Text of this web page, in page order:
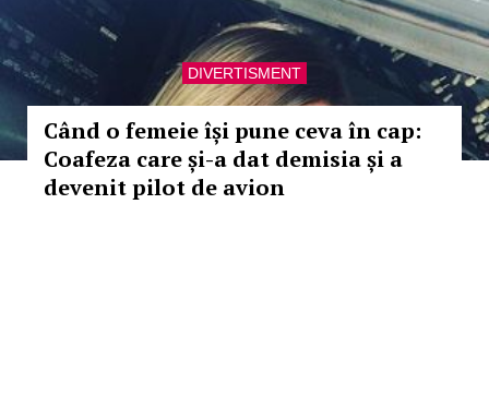
DIVERTISMENT
Când o femeie își pune ceva în cap:
Coafeza care și-a dat demisia și a
devenit pilot de avion